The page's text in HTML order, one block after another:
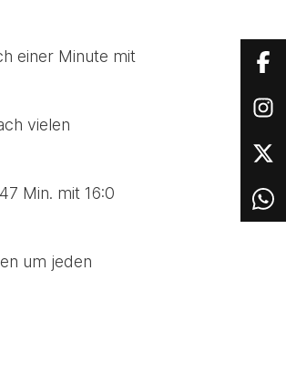
einer Minute mit
vielen
Min. mit 16:0
um jeden